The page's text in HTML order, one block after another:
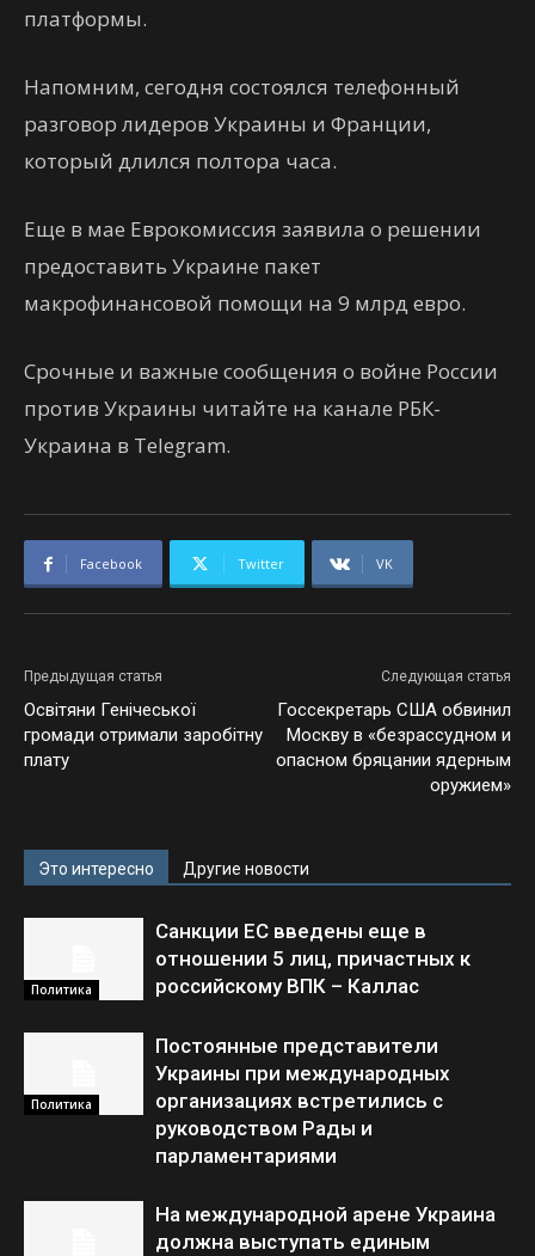
платформы.
Напомним, сегодня состоялся телефонный
разговор лидеров Украины и Франции,
который длился полтора часа.
Еще в мае Еврокомиссия заявила о решении
предоставить Украине пакет
макрофинансовой помощи на 9 млрд евро.
Срочные и важные сообщения о войне России
против Украины читайте на канале РБК-
Украина в Telegram.
Facebook Twitter VK
Предыдущая статья
Освітяни Генічеської
громади отримали заробітну
плату
Следующая статья
Госсекретарь США обвинил
Москву в «безрассудном и
опасном бряцании ядерным
оружием»
Это интересно Другие новости
Политика
Санкции ЕС введены еще в
отношении 5 лиц, причастных к
российскому ВПК – Каллас
Политика
Постоянные представители
Украины при международных
организациях встретились с
руководством Рады и
парламентариями
На международной арене Украина
должна выступать единым